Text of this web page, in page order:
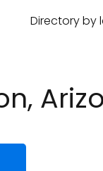
Directory by